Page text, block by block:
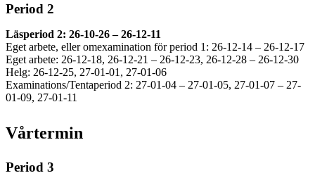
Period 2
Läsperiod 2: 26-10-26 – 26-12-11
Eget arbete, eller omexamination för period 1: 26-12-14 – 26-12-17
Eget arbete: 26-12-18, 26-12-21 – 26-12-23, 26-12-28 – 26-12-30
Helg: 26-12-25, 27-01-01, 27-01-06
Examinations/Tentaperiod 2: 27-01-04 – 27-01-05, 27-01-07 – 27-
01-09, 27-01-11
Vårtermin
Period 3